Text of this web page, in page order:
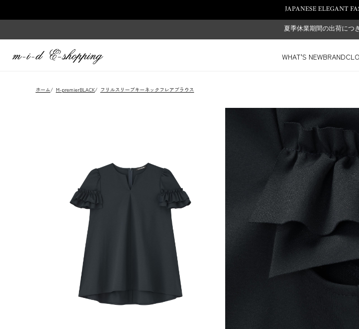
JAPANESE ELEGANT
夏季休業期間の出荷につ
WHAT'S NEWBRAND
ホーム/ M-premierBLACK/ フリルスリーブキーネックフレアブラウス